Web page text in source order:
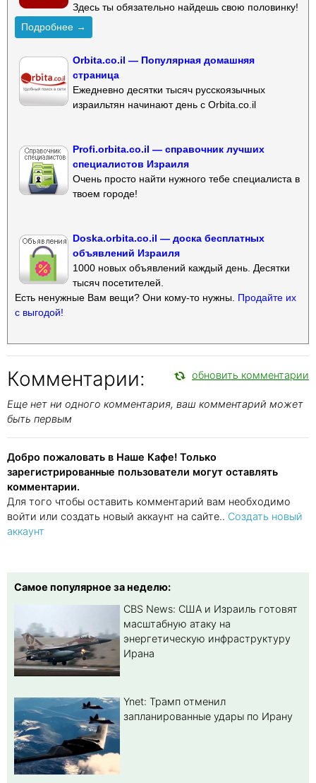
Здесь ты обязательно найдешь свою половинку!
Подробнее →
Orbita.co.il — Популярная домашняя
страница
Ежедневно десятки тысяч русскоязычных
израильтян начинают день с Orbita.co.il
Profi.orbita.co.il — справочник лучших
специалистов Израиля
Очень просто найти нужного тебе специалиста в
твоем городе!
Doska.orbita.co.il — доска бесплатных
объявлений Израиля
1000 новых объявлений каждый день. Десятки
тысяч посетителей.
Есть ненужные Вам вещи? Они кому-то нужны. Продайте их
с выгодой!
Комментарии: обновить комментарии
Еще нет ни одного комментария, ваш комментарий может
быть первым
Добро пожаловать в Наше Кафе! Только
зарегистрированные пользователи могут оставлять
комментарии.
Для того чтобы оставить комментарий вам необходимо
войти или создать новый аккаунт на сайте.. Создать новый
аккаунт
Самое популярное за неделю:
CBS News: США и Израиль готовят
масштабную атаку на
энергетическую инфраструктуру
Ирана
Ynet: Трамп отменил
запланированные удары по Ирану